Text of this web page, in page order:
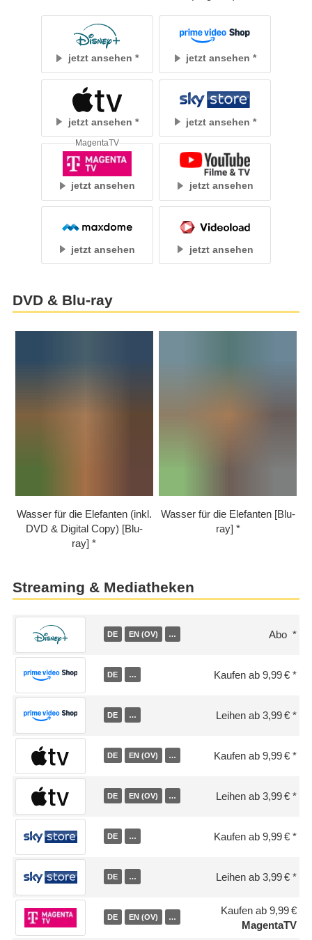
jetzt ansehen jetzt ansehen
jetzt ansehen jetzt ansehen
jetzt ansehen
MagentaTV
jetzt ansehen
jetzt ansehen jetzt ansehen
DVD & Blu-ray
Wasser für die Elefanten (inkl.
DVD & Digital Copy) [Blu-
ray]
Wasser für die Elefanten [Blu-
ray]
Streaming & Mediatheken
DE EN (OV) … Abo
DE … Kaufen ab 9,99 €
DE … Leihen ab 3,99 €
DE EN (OV) … Kaufen ab 9,99 €
DE EN (OV) … Leihen ab 3,99 €
DE … Kaufen ab 9,99 €
DE … Leihen ab 3,99 €
DE EN (OV) …
Kaufen ab 9,99 €
MagentaTV